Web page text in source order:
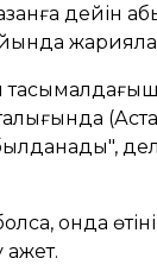
дейін
онда